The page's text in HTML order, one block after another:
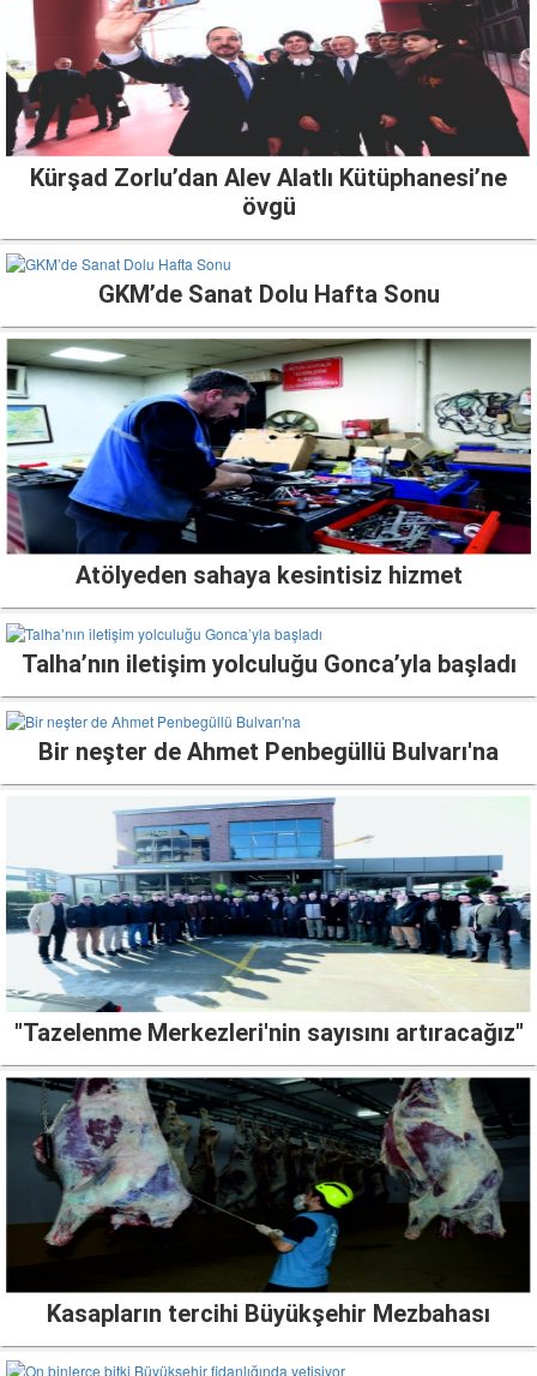
Kürşad Zorlu’dan Alev Alatlı Kütüphanesi’ne
övgü
GKM’de Sanat Dolu Hafta Sonu
Atölyeden sahaya kesintisiz hizmet
Talha’nın iletişim yolculuğu Gonca’yla başladı
Bir neşter de Ahmet Penbegüllü Bulvarı'na
"Tazelenme Merkezleri'nin sayısını artıracağız"
Kasapların tercihi Büyükşehir Mezbahası